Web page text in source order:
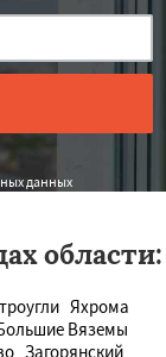
данных
области:
Яхрома
Вяземы
Загорянский